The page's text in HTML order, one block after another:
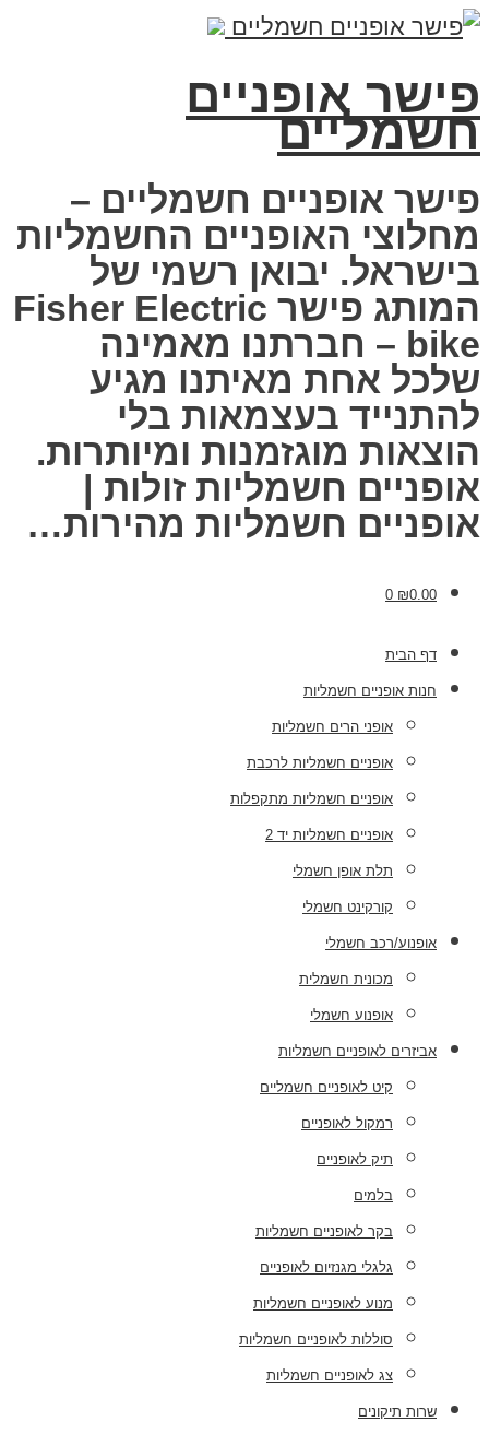
פישר אופניים
חשמליים
פישר אופניים חשמליים –
מחלוצי האופניים החשמליות
בישראל. יבואן רשמי של
המותג פישר Fisher Electric
bike – חברתנו מאמינה
שלכל אחת מאיתנו מגיע
להתנייד בעצמאות בלי
הוצאות מוגזמנות ומיותרות.
אופניים חשמליות זולות |
אופניים חשמליות מהירות…
₪0.00
0
דף הבית
חנות אופניים חשמליות
אופני הרים חשמליות
אופניים חשמליות לרכבת
אופניים חשמליות מתקפלות
אופניים חשמליות יד 2
תלת אופן חשמלי
קורקינט חשמלי
אופנוע/רכב חשמלי
מכונית חשמלית
אופנוע חשמלי
אביזרים לאופניים חשמליות
קיט לאופניים חשמליים
רמקול לאופניים
תיק לאופניים
בלמים
בקר לאופניים חשמליות
גלגלי מגנזיום לאופניים
מנוע לאופניים חשמליות
סוללות לאופניים חשמליות
צג לאופניים חשמליות
שרות תיקונים